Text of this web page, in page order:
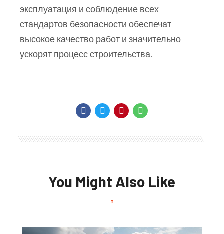
эксплуатация и соблюдение всех
стандартов безопасности обеспечат
высокое качество работ и значительно
ускорят процесс строительства.
You Might Also Like